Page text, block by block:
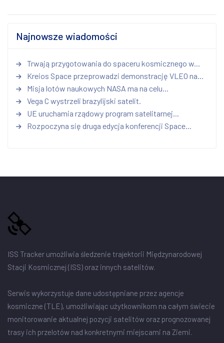
Najnowsze wiadomości
Trwają przygotowania do spaceru kosmicznego w...
Kreios Space przeprowadzi demonstrację VLEO na...
Misja lotów naukowych NASA ma na celu...
Vega C wystrzeli brazylijski satelit.
UE uruchamia rządowy program satelitarnej...
Rozpoczyna się druga edycja konferencji Space...
ISS Tracker umożliwia śledzenie trajektorii Międzynarodowej
Stacji Kosmicznej (ISS) oraz innych satelitów.
Serwis wykorzystuje dane udostępniane przez agencje
kosmiczne (TLE), umożliwiając użytkownikom na całym świecie
monitorowanie aktualnej pozycji satelitów oraz prognozowanej
trasy ich przelotów nad konkretnymi miejscami na Ziemi.